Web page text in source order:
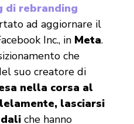
di rebranding
ad aggiornare il
Inc., in Meta.
che
suo creatore di
nella corsa al
lasciarsi
che hanno